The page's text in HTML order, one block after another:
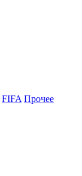
FIFA Прочее